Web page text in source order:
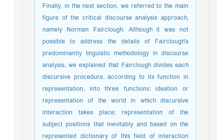
Finally, in the next section, we referred to the main
figure of the critical discourse analysis approach,
namely Norman Fairclough. Although it was not
possible to address the details of Fairclough's
predominantly linguistic methodology in discourse
analysis, we explained that Fairclough divides each
discursive procedure, according to its function in
representation, into three functions: ideation or
representation of the world in which discursive
interaction takes place; representation of the
subject positions that inevitably and based on the
represented dictionary of this field of interaction